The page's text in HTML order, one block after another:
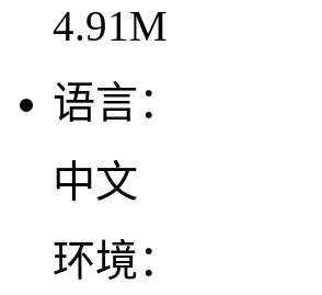
4.91M
语言：
中文
环境：